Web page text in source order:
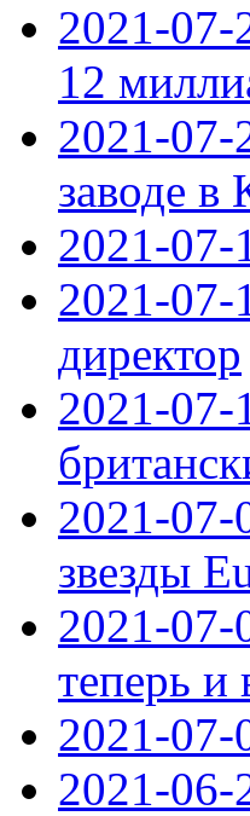
2021-07-
12
2021-07-
заводе в
2021-07-
2021-07-
директор
2021-07-
2021-
звезды
2021-
теперь и
2021-
2021-06-